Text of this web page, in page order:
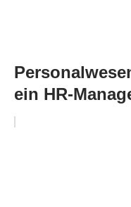
ein HR-